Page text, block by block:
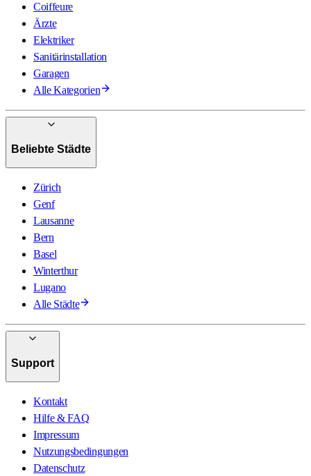
Coiffeure
Ärzte
Elektriker
Sanitärinstallation
Garagen
Alle Kategorien
Beliebte Städte
Zürich
Genf
Lausanne
Bern
Basel
Winterthur
Lugano
Alle Städte
Support
Kontakt
Hilfe & FAQ
Impressum
Nutzungsbedingungen
Datenschutz